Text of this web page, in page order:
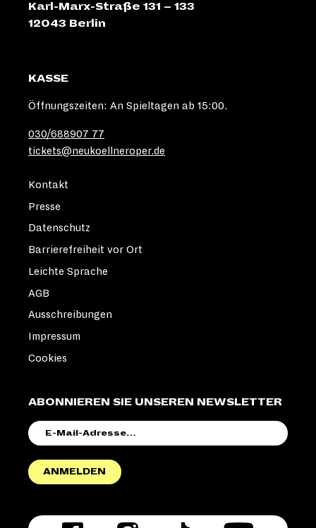
Karl-Marx-Straße 131 – 133
12043 Berlin
KASSE
Öffnungszeiten: An Spieltagen ab 15:00.
030/688907 77
tickets@neukoellneroper.de
ABONNIEREN SIE UNSEREN NEWSLETTER
MAIL-
ANMELDEN
Kontakt
Presse
Datenschutz
Barrierefreiheit vor Ort
Leichte Sprache
AGB
Ausschreibungen
Impressum
Cookies